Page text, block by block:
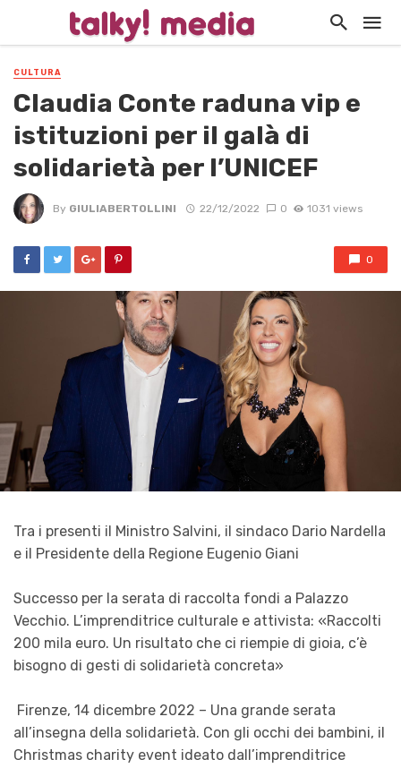
CULTURA
Claudia Conte raduna vip e
istituzioni per il galà di
solidarietà per l’UNICEF
By GIULIABERTOLLINI 22/12/2022 0 1031 views
0
Tra i presenti il Ministro Salvini, il sindaco Dario Nardella
e il Presidente della Regione Eugenio Giani
Successo per la serata di raccolta fondi a Palazzo
Vecchio. L’imprenditrice culturale e attivista: «Raccolti
200 mila euro. Un risultato che ci riempie di gioia, c’è
bisogno di gesti di solidarietà concreta»
Firenze, 14 dicembre 2022 – Una grande serata
all’insegna della solidarietà. Con gli occhi dei bambini, il
Christmas charity event ideato dall’imprenditrice